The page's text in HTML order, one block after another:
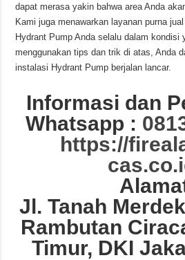
dapat merasa yakin bahwa area Anda
Kami juga menawarkan layanan purna
Hydrant Pump Anda selalu dalam kondisi
menggunakan tips dan trik di atas, Anda
instalasi Hydrant Pump berjalan lancar.
Informasi dan
Whatsapp :
https://
Jl. Tanah
Rambutan
Timur, DKI